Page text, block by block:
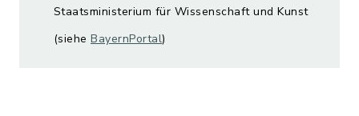
Staatsministerium für Wissenschaft und Kunst
(siehe BayernPortal)